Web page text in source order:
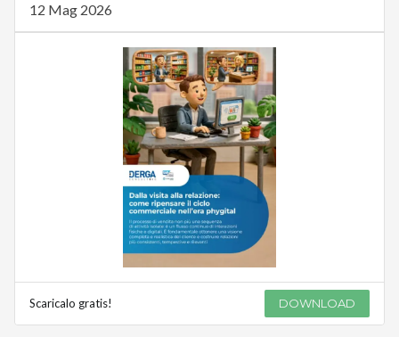
12 Mag 2026
Scaricalo gratis! DOWNLOAD